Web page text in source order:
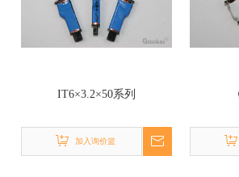
IT6×3.2×50系列
加入询价篮